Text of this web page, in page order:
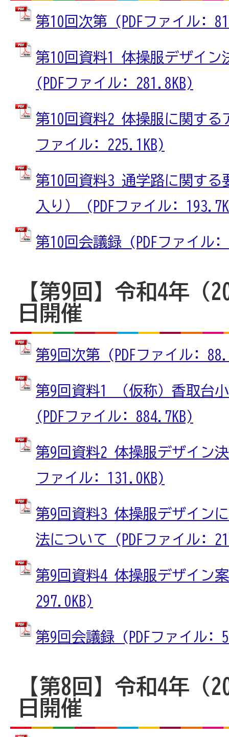
第10回次第 (PDFファイル:
第10回資料1 体操服デザイン
(PDFファイル: 281.8KB)
第10回資料2 体操服に関する
ファイル: 225.1KB)
第10回資料3 通学路に関する
入り） (PDFファイル:
第10回会議録 (PDFファイル:
【第9回】令和4年（
日開催
第9回次第 (PDFファイル:
第9回資料1 （仮称）香取台
(PDFファイル: 884.7KB)
第9回資料2 体操服デザイン
ファイル: 131.0KB)
第9回資料3 体操服デザイン
法について (PDFファイル:
第9回資料4 体操服デザイン
297.0KB)
第9回会議録 (PDFファイル:
【第8回】令和4年（
日開催